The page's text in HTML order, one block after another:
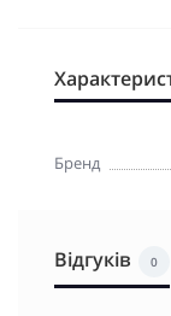
Бренд
Відгуків 0